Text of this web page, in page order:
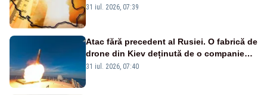
de grade, iar nopțile devin tropicale
31 iul. 2026, 07:39
Atac fără precedent al Rusiei. O fabrică de
drone din Kiev deținută de o companie
americană, distrusă de o rachetă
31 iul. 2026, 07:40